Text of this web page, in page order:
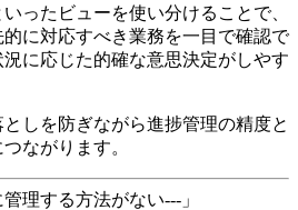
ったビューを使い分けることで、
に対応すべき業務を一目で確認で
に応じた的確な意思決定がしやす
しを防ぎながら進捗管理の精度と
ながります。
理する方法がない---」